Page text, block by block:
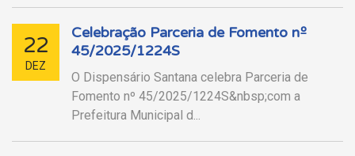
22
DEZ
Celebração Parceria de Fomento nº
45/2025/1224S
O Dispensário Santana celebra Parceria de
Fomento nº 45/2025/1224S&nbsp;com a
Prefeitura Municipal d...